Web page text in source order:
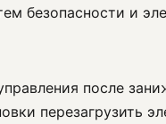
безопасности и
после
перезагрузить